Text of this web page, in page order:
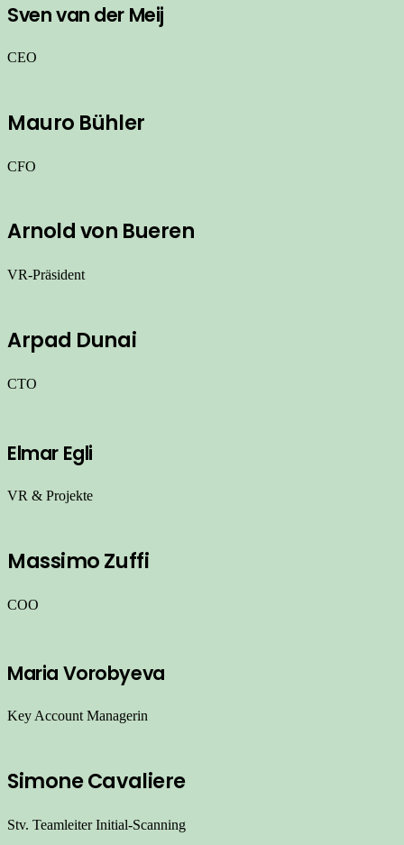
Sven van der Meij
CEO
Mauro Bühler
CFO
Arnold von Bueren
VR-Präsident
Arpad Dunai
CTO
Elmar Egli
VR & Projekte
Massimo Zuffi
COO
Maria Vorobyeva
Key Account Managerin
Simone Cavaliere
Stv. Teamleiter Initial-Scanning